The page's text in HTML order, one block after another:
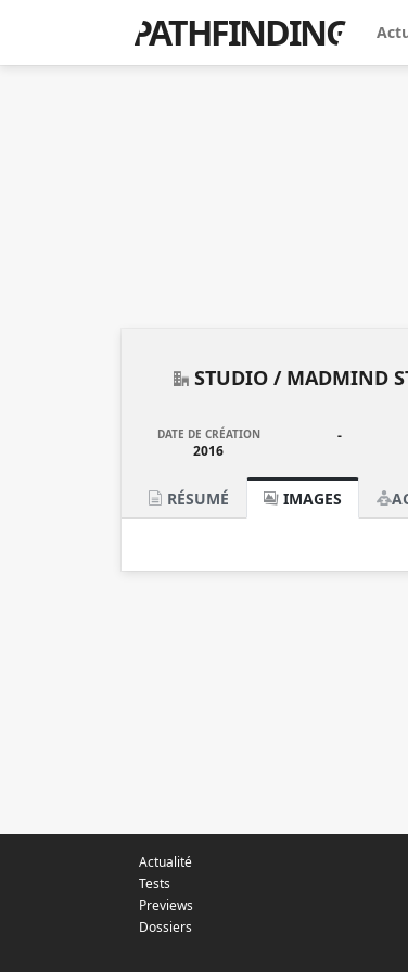
PATHFINDING
STUDIO / MADMIND
DATE DE CRÉATION
2016
-
RÉSUMÉ IMAGES
Actualité
Tests
Previews
Dossiers